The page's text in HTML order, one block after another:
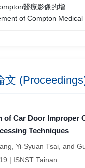
醫療影像的增
of Compton Medical
文
of Car Door Improper
Techniques
Yi-Syuan Tsai, and
| ISNST Tainan